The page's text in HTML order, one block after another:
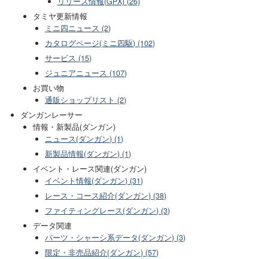
タミヤ更新情報
ミニ四ニュース (2)
カタログページ(ミニ四駆) (102)
サービス (15)
ジュニアニュース (107)
お買い物
通販ショップリスト (2)
ダンガンレーサー
情報・新製品(ダンガン)
ニュース(ダンガン) (1)
新製品情報(ダンガン) (1)
イベント・レース関連(ダンガン)
イベント情報(ダンガン) (31)
レース・コース紹介(ダンガン) (38)
ファイティングレース(ダンガン) (3)
データ関連
パーツ・シャーシ系データ(ダンガン) (3)
限定・非売品紹介(ダンガン) (57)